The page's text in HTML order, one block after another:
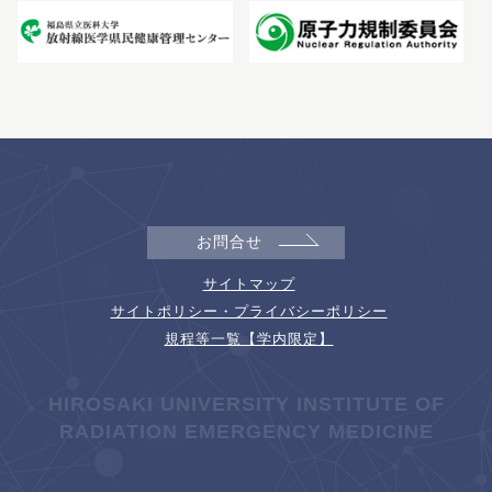
お問合せ
サイトマップ
サイトポリシー・プライバシーポリシー
規程等一覧【学内限定】
HIROSAKI UNIVERSITY INSTITUTE OF
RADIATION EMERGENCY MEDICINE